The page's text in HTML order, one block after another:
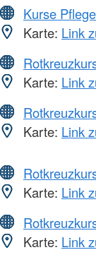
Kurse
Karte: Link
Karte: Link
Karte: Link
Karte: Link
Karte: Link